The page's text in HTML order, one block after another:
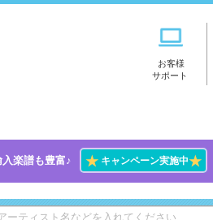
お客様
サポート
入楽譜も豊富♪ ★キャンペーン実施中★